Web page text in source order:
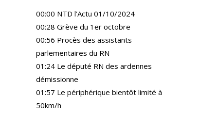
00:00 NTD l’Actu 01/10/2024
00:28 Grève du 1er octobre
00:56 Procès des assistants
parlementaires du RN
01:24 Le député RN des ardennes
démissionne
01:57 Le périphérique bientôt limité à
50km/h